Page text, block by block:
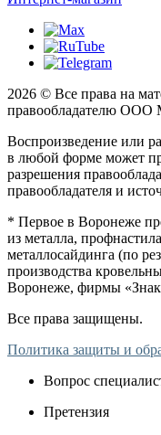
2026 © Все права на
правообладателю ООО
Воспроизведение или
в любой форме может
разрешения
правообладателя и
* Первое в Воронеже
из металла,
металлосайдинга (по
производства
Воронеже, фирмы
Все права защищены.
Политика защиты и
Вопрос
Претензия